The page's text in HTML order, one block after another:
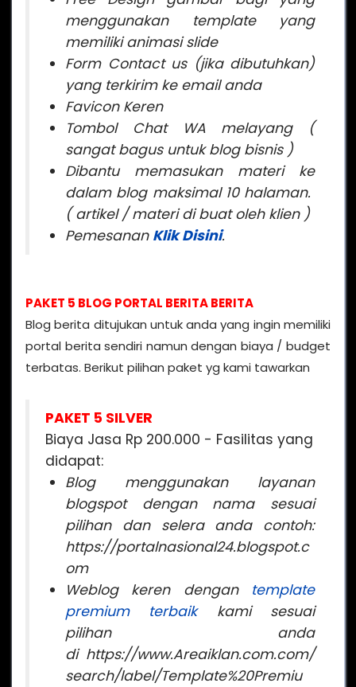
menggunakan template yang
memiliki animasi slide
Form Contact us (jika dibutuhkan)
yang terkirim ke email anda
Favicon Keren
Tombol Chat WA melayang (
sangat bagus untuk blog bisnis )
Dibantu memasukan materi ke
dalam blog maksimal 10 halaman.
( artikel / materi di buat oleh klien )
Pemesanan Klik Disini.
PAKET 5 BLOG PORTAL BERITA BERITA
Blog berita ditujukan untuk anda yang ingin memiliki
portal berita sendiri namun dengan biaya / budget
terbatas. Berikut pilihan paket yg kami tawarkan
PAKET 5 SILVER
Biaya Jasa Rp 200.000 - Fasilitas yang
didapat:
Blog menggunakan layanan
blogspot dengan nama sesuai
pilihan dan selera anda contoh:
https://portalnasional24.blogspot.c
om
Weblog keren dengan template
premium terbaikkami sesuai
pilihan anda
di https://www.Areaiklan.com.com/
search/label/Template%20Premiu